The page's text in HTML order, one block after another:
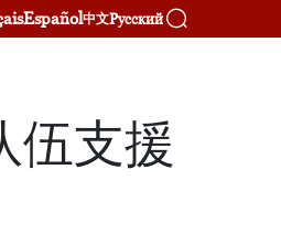
Español中文Русский
伍支援